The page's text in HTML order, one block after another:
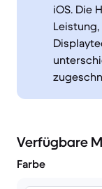
iOS. Die
Verfügbare
Farbe